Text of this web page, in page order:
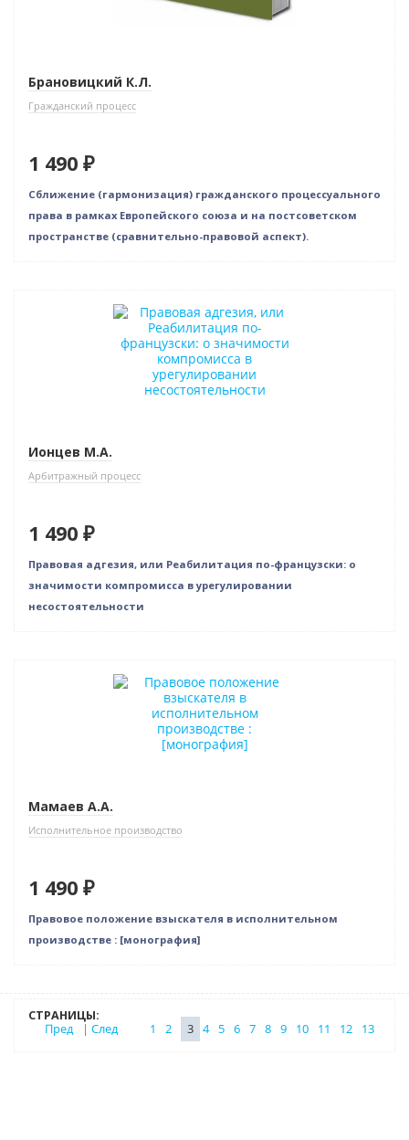
Брановицкий К.Л.
Гражданский процесс
1 490 ₽
Сближение (гармонизация) гражданского процессуального
права в рамках Европейского союза и на постсоветском
пространстве (сравнительно-правовой аспект).
Ионцев М.А.
Арбитражный процесс
1 490 ₽
Правовая адгезия, или Реабилитация по-французски: о
значимости компромисса в урегулировании
несостоятельности
Мамаев А.А.
Исполнительное производство
1 490 ₽
Правовое положение взыскателя в исполнительном
производстве : [монография]
СТРАНИЦЫ:
Пред
| След 1 2 3 4 5 6 7 8 9 10 11 12 13